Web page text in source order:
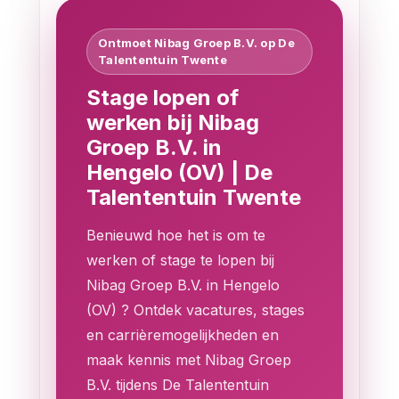
Ontmoet Nibag Groep B.V. op De
Talententuin Twente
Stage lopen of
werken bij Nibag
Groep B.V. in
Hengelo (OV) | De
Talententuin Twente
Benieuwd hoe het is om te
werken of stage te lopen bij
Nibag Groep B.V. in Hengelo
(OV) ? Ontdek vacatures, stages
en carrièremogelijkheden en
maak kennis met Nibag Groep
B.V. tijdens De Talententuin